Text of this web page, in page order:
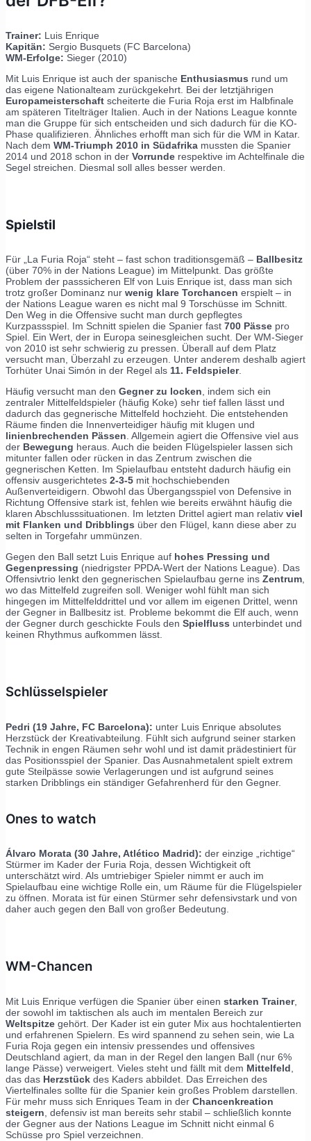
Trainer: Luis Enrique
Kapitän: Sergio Busquets (FC Barcelona)
WM-Erfolge: Sieger (2010)
Mit Luis Enrique ist auch der spanische Enthusiasmus rund um
das eigene Nationalteam zurückgekehrt. Bei der letztjährigen
Europameisterschaft scheiterte die Furia Roja erst im Halbfinale
am späteren Titelträger Italien. Auch in der Nations League konnte
man die Gruppe für sich entscheiden und sich dadurch für die KO-
Phase qualifizieren. Ähnliches erhofft man sich für die WM in Katar.
Nach dem WM-Triumph 2010 in Südafrika mussten die Spanier
2014 und 2018 schon in der Vorrunde respektive im Achtelfinale die
Segel streichen. Diesmal soll alles besser werden.
Spielstil
Für „La Furia Roja“ steht – fast schon traditionsgemäß – Ballbesitz
(über 70% in der Nations League) im Mittelpunkt. Das größte
Problem der passsicheren Elf von Luis Enrique ist, dass man sich
trotz großer Dominanz nur wenig klare Torchancen erspielt – in
der Nations League waren es nicht mal 9 Torschüsse im Schnitt.
Den Weg in die Offensive sucht man durch gepflegtes
Kurzpassspiel. Im Schnitt spielen die Spanier fast 700 Pässe pro
Spiel. Ein Wert, der in Europa seinesgleichen sucht. Der WM-Sieger
von 2010 ist sehr schwierig zu pressen. Überall auf dem Platz
versucht man, Überzahl zu erzeugen. Unter anderem deshalb agiert
Torhüter Unai Simón in der Regel als 11. Feldspieler.
Häufig versucht man den Gegner zu locken , indem sich ein
zentraler Mittelfeldspieler (häufig Koke) sehr tief fallen lässt und
dadurch das gegnerische Mittelfeld hochzieht. Die entstehenden
Räume finden die Innenverteidiger häufig mit klugen und
linienbrechenden Pässen . Allgemein agiert die Offensive viel aus
der Bewegung heraus. Auch die beiden Flügelspieler lassen sich
mitunter fallen oder rücken in das Zentrum zwischen die
gegnerischen Ketten. Im Spielaufbau entsteht dadurch häufig ein
offensiv ausgerichtetes 2-3-5 mit hochschiebenden
Außenverteidigern. Obwohl das Übergangsspiel von Defensive in
Richtung Offensive stark ist, fehlen wie bereits erwähnt häufig die
klaren Abschlusssituationen. Im letzten Drittel agiert man relativ viel
mit Flanken und Dribblings über den Flügel, kann diese aber zu
selten in Torgefahr ummünzen.
Gegen den Ball setzt Luis Enrique auf hohes Pressing und
Gegenpressing (niedrigster PPDA-Wert der Nations League). Das
Offensivtrio lenkt den gegnerischen Spielaufbau gerne ins Zentrum
wo das Mittelfeld zugreifen soll. Weniger wohl fühlt man sich
hingegen im Mittelfelddrittel und vor allem im eigenen Drittel, wenn
der Gegner in Ballbesitz ist. Probleme bekommt die Elf auch, wenn
der Gegner durch geschickte Fouls den Spielfluss unterbindet und
keinen Rhythmus aufkommen lässt.
Schlüsselspieler
Pedri (19 Jahre, FC Barcelona): unter Luis Enrique absolutes
Herzstück der Kreativabteilung. Fühlt sich aufgrund seiner starken
Technik in engen Räumen sehr wohl und ist damit prädestiniert für
das Positionsspiel der Spanier. Das Ausnahmetalent spielt extrem
gute Steilpässe sowie Verlagerungen und ist aufgrund seines
starken Dribblings ein ständiger Gefahrenherd für den Gegner.
Ones to watch
Álvaro Morata (30 Jahre, Atlético Madrid): der einzige „richtige“
Stürmer im Kader der Furia Roja, dessen Wichtigkeit oft
unterschätzt wird. Als umtriebiger Spieler nimmt er auch im
Spielaufbau eine wichtige Rolle ein, um Räume für die Flügelspieler
zu öffnen. Morata ist für einen Stürmer sehr defensivstark und von
daher auch gegen den Ball von großer Bedeutung.
WM-Chancen
Mit Luis Enrique verfügen die Spanier über einen starken Trainer,
der sowohl im taktischen als auch im mentalen Bereich zur
Weltspitze gehört. Der Kader ist ein guter Mix aus hochtalentierten
und erfahrenen Spielern. Es wird spannend zu sehen sein, wie La
Furia Roja gegen ein intensiv pressendes und offensives
Deutschland agiert, da man in der Regel den langen Ball (nur 6%
lange Pässe) verweigert. Vieles steht und fällt mit dem Mittelfeld
das das Herzstück des Kaders abbildet. Das Erreichen des
Viertelfinales sollte für die Spanier kein großes Problem darstellen.
Für mehr muss sich Enriques Team in der Chancenkreation
steigern , defensiv ist man bereits sehr stabil – schließlich konnte
der Gegner aus der Nations League im Schnitt nicht einmal 6
Schüsse pro Spiel verzeichnen.